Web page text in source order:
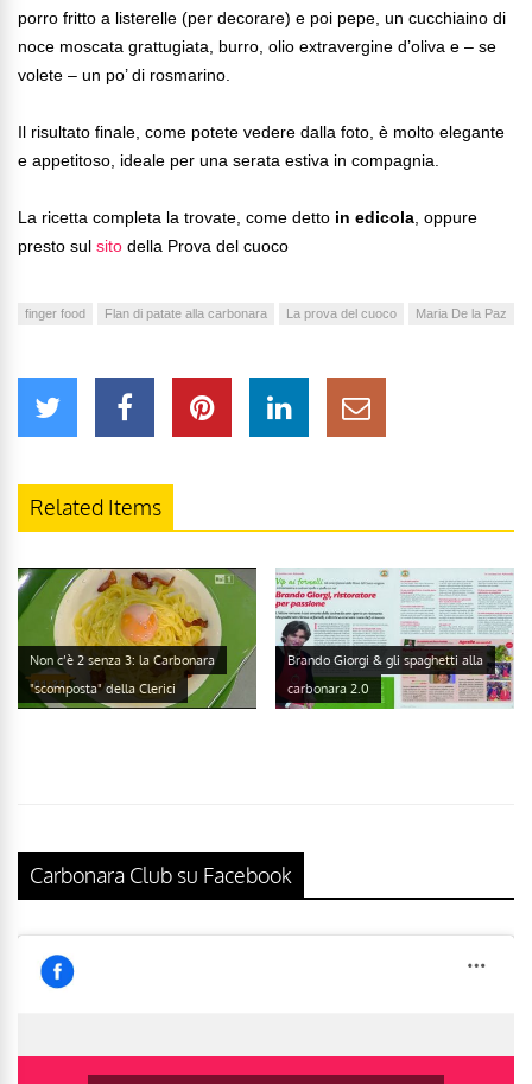
porro fritto a listerelle (per decorare) e poi pepe, un cucchiaino di
noce moscata grattugiata, burro, olio extravergine d’oliva e – se
volete – un po’ di rosmarino.
Il risultato finale, come potete vedere dalla foto, è molto elegante
e appetitoso, ideale per una serata estiva in compagnia.
La ricetta completa la trovate, come detto in edicola , oppure
presto sul sito della Prova del cuoco
finger food Flan di patate alla carbonara La prova del cuoco Maria De la Paz
Related Items
Non c’è 2 senza 3: la Carbonara
"scomposta" della Clerici
Brando Giorgi & gli spaghetti alla
carbonara 2.0
Carbonara Club su Facebook